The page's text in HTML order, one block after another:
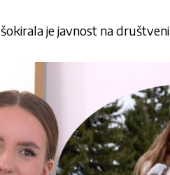
šokirala je javnost na